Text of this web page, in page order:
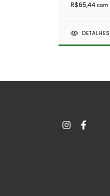
R$65,44 com
DETALHES